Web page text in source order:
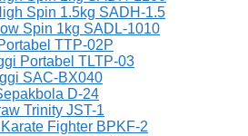
Spin 1.5kg SADH-1.5
Spin 1kg SADL-1010
TTP-02P
Portabel TLTP-03
SAC-BX040
D-24
Trinity JST-1
Fighter BPKF-2